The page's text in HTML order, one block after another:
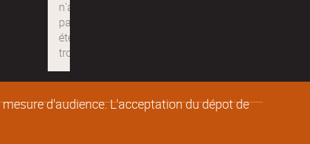
d'audience. L'acceptation du dépot de